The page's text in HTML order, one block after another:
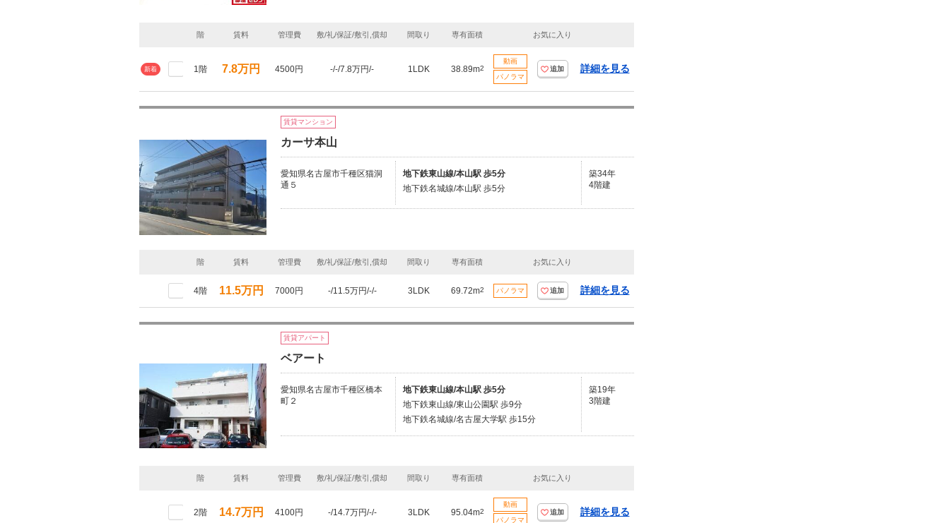
階 賃料 管理費 敷/礼/保証/敷引,償却 間取り 専有面積 お気に入り
新着 1階 7.8万円 4500円 -/-/7.8万円/- 1LDK 38.89m2
動画
パノラマ
追加 詳細を見る
賃貸マンション
カーサ本山
愛知県名古屋市千種区猫洞
通５
地下鉄東山線/本山駅 歩5分
地下鉄名城線/本山駅 歩5分
築34年
4階建
階 賃料 管理費 敷/礼/保証/敷引,償却 間取り 専有面積 お気に入り
4階 11.5万円 7000円 -/11.5万円/-/- 3LDK 69.72m2 パノラマ 追加 詳細を見る
賃貸アパート
ベアート
愛知県名古屋市千種区橋本
町２
地下鉄東山線/本山駅 歩5分
地下鉄東山線/東山公園駅 歩9分
地下鉄名城線/名古屋大学駅 歩15分
築19年
3階建
階 賃料 管理費 敷/礼/保証/敷引,償却 間取り 専有面積 お気に入り
2階 14.7万円 4100円 -/14.7万円/-/- 3LDK 95.04m2
動画
パノラマ
追加 詳細を見る